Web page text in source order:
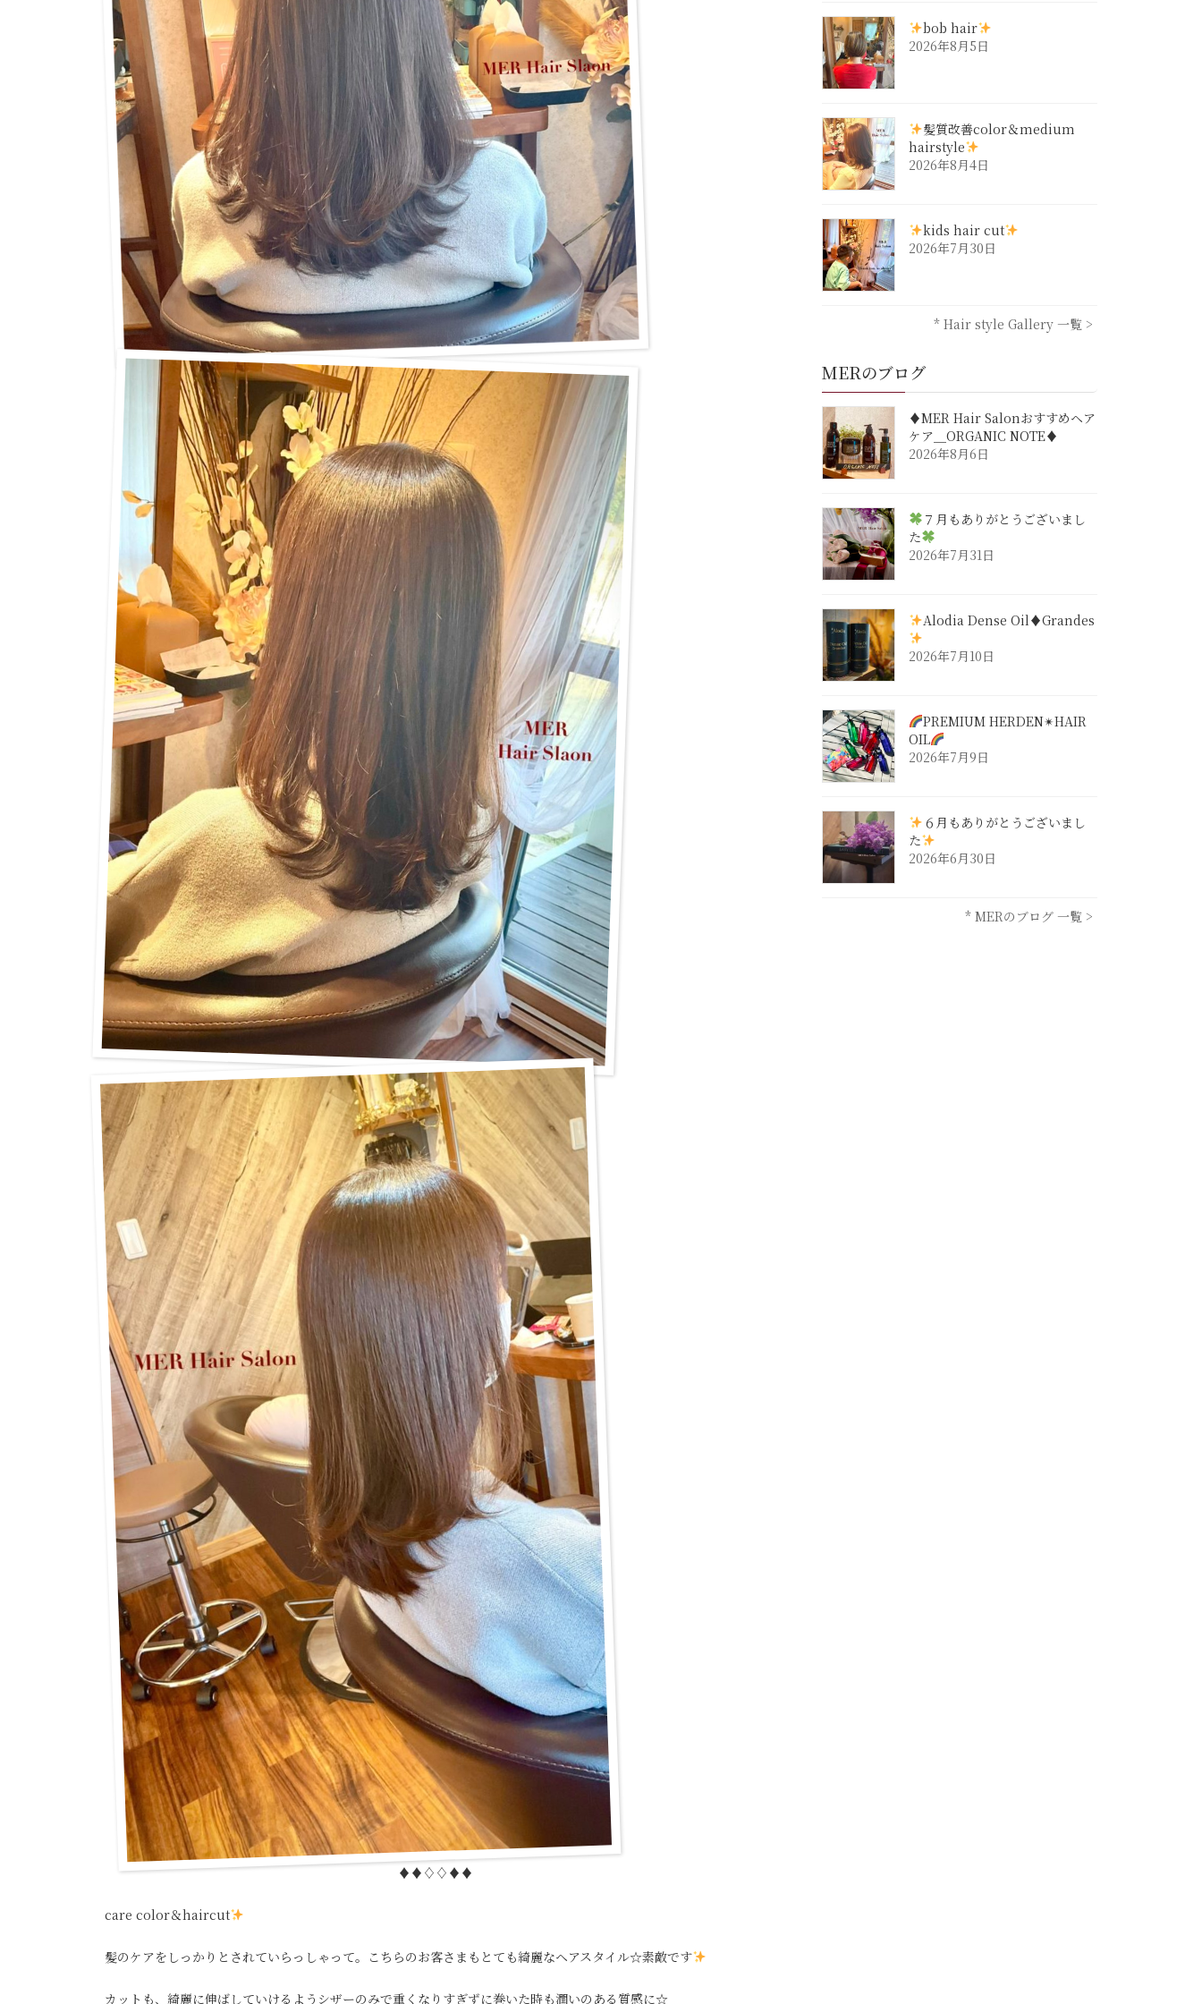
♦︎♦︎♢♢♦︎♦︎
care color＆haircut
髪のケアをしっかりとされていらっしゃって。こちらのお客さまもとても綺麗なヘアスタイル☆素敵です
カットも、綺麗に伸ばしていけるようシザーのみで重くなりすぎずに巻いた時も潤いのある質感に☆
bob hair
2026年8月5日
髪質改善color＆medium
hairstyle
2026年8月4日
kids hair cut
2026年7月30日
* Hair style Gallery 一覧 >
MERのブログ
♦︎MER Hair Salonおすすめヘア
ケア＿ORGANIC NOTE♦︎
2026年8月6日
７月もありがとうございまし
た
2026年7月31日
Alodia Dense Oil♦︎Grandes
2026年7月10日
PREMIUM HERDEN✴︎HAIR
OIL
2026年7月9日
６月もありがとうございまし
た
2026年6月30日
* MERのブログ 一覧 >